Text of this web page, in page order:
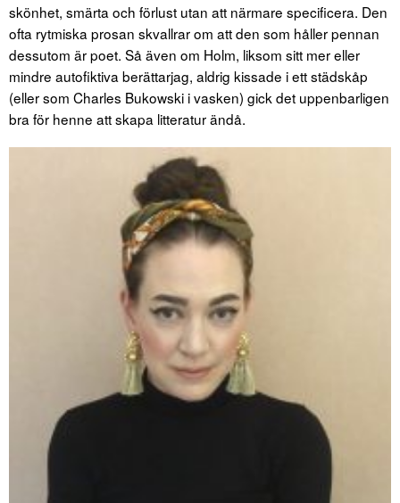
skönhet, smärta och förlust utan att närmare specificera. Den
ofta rytmiska prosan skvallrar om att den som håller pennan
dessutom är poet. Så även om Holm, liksom sitt mer eller
mindre autofiktiva berättarjag, aldrig kissade i ett städskåp
(eller som Charles Bukowski i vasken) gick det uppenbarligen
bra för henne att skapa litteratur ändå.